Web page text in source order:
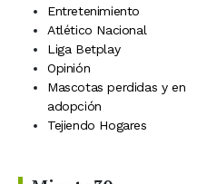
Entretenimiento
Atlético Nacional
Liga Betplay
Opinión
Mascotas perdidas y en
adopción
Tejiendo Hogares